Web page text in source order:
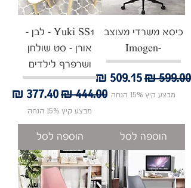
כיסא משרדי מעוצב
-Imogen
מחיר רגילמחיר מבצע
מבצע קיץ 15% הנחה
הוספה לסל
Yuki SS1 - לבן -
אורן - סט שולחן
ושרפרף לילדים
מחיר רגילמחיר
מבצע קיץ 15% הנחה
הוספה לסל